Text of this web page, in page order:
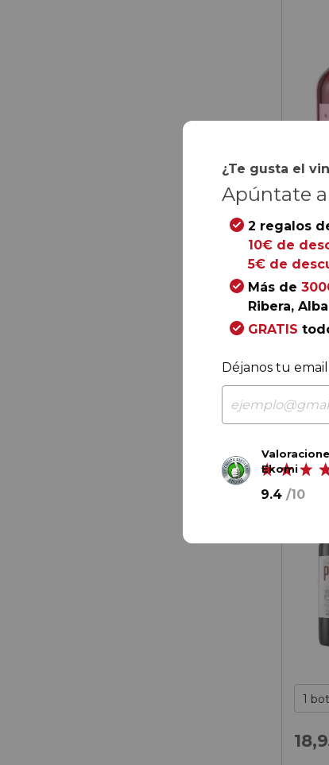
87,
18,
¿Te gusta el
Apúntate a
2 regalos
10€ de
5€ de
Más de
Ribera,
GRATIS
Déjanos tu
Ekomi
9.4 /10